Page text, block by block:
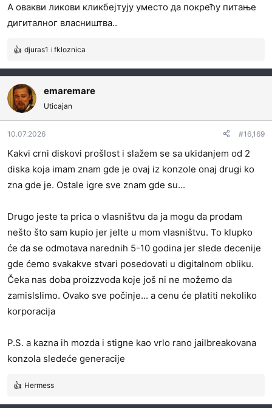
А овакви ликови кликбејтују уместо да покрећу питање
дигиталног власништва..
R
a
g
o
v
a
n
a
:
djuras1 i fkloznica
emaremare
Uticajan
10.07.2026 #16,169
Kakvi crni diskovi prošlost i slažem se sa ukidanjem od 2
diska koja imam znam gde je ovaj iz konzole onaj drugi ko
zna gde je. Ostale igre sve znam gde su...
Drugo jeste ta prica o vlasništvu da ja mogu da prodam
nešto što sam kupio jer jelte u mom vlasništvu. To klupko
će da se odmotava narednih 5-10 godina jer slede decenije
gde ćemo svakakve stvari posedovati u digitalnom obliku.
Čeka nas doba proizzvoda koje još ni ne možemo da
zamislslimo. Ovako sve počinje... a cenu će platiti nekoliko
korporacija
P.S. a kazna ih mozda i stigne kao vrlo rano jailbreakovana
konzola sledeće generacije
R
Hermess